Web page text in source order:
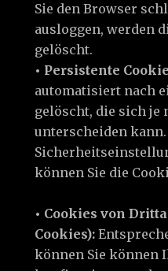
Sie den Browser
ausloggen, werden
gelöscht.
• Persistente
automatisiert nach
gelöscht, die sich je
unterscheiden
können Sie die
• Cookies von
Cookies):
können Sie können